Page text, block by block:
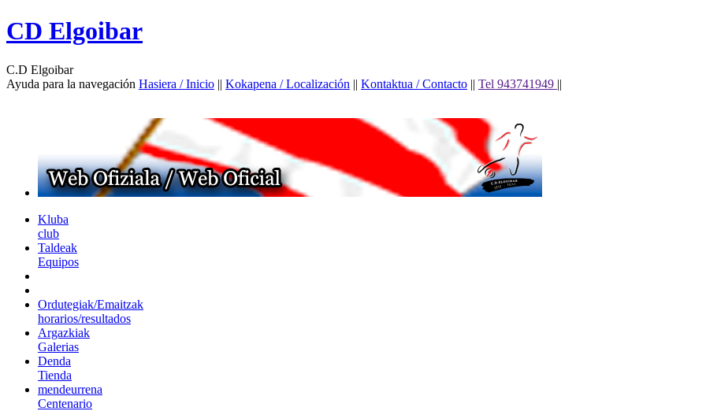
CD Elgoibar
C.D Elgoibar
Ayuda para la navegación Hasiera / Inicio || Kokapena / Localización || Kontaktua / Contacto || Tel 943741949 ||
Kluba
club
Taldeak
Equipos
Ordutegiak/Emaitzak
horarios/resultados
Argazkiak
Galerias
Denda
Tienda
mendeurrena
Centenario